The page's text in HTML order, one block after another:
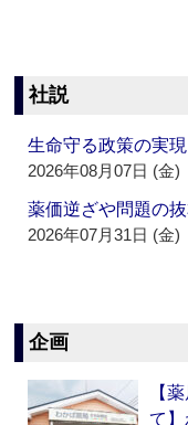
社説
生命守る政策の実
2026年08月07日 (金)
薬価逆ざや問題の
2026年07月31日 (金)
企画
【
て】